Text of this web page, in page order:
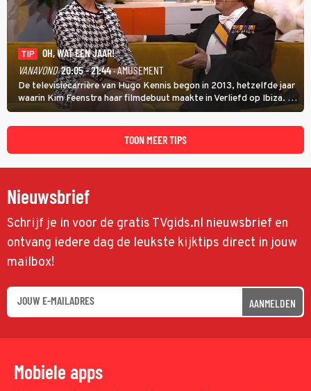
TIP
OH, WAT EEN JAAR!
VANAVOND 20:05 - 21:44· AMUSEMENT
De televisiecarrière van Hugo Kennis begon in 2013, hetzelfde jaar
waarin Kim Feenstra haar filmdebuut maakte in Verliefd op Ibiza. In
Oh, Wat een Jaar! wordt duidelijk wat ze nog meer weten van het
jaar waarin ze allebei eindtwintigers waren.
TOON MEER TIPS
Nieuwsbrief
Schrijf je in voor de gratis TVgids.nl nieuwsbrief en
ontvang iedere dag de leukste kijktips direct in jouw
mailbox!
AANMELDEN
Mobiele apps